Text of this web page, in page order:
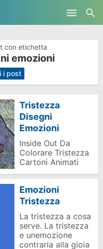
con etichetta
emozioni
i post
Tristezza
Disegni
Emozioni
Inside Out Da
Colorare Tristezza
Cartoni Animati
Emozioni
Tristezza
La tristezza a cosa
serve. La tristezza
e unemozione
contraria alla gioia